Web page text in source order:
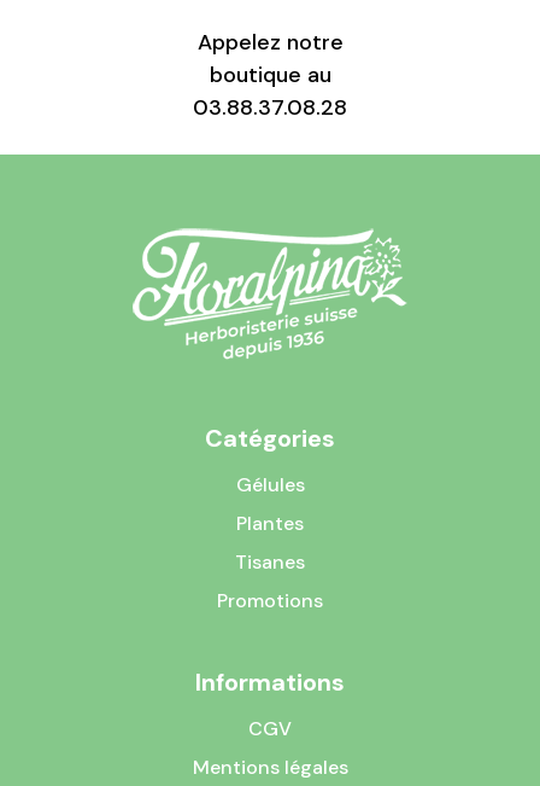
Appelez notre
boutique au
03.88.37.08.28
Catégories
Gélules
Plantes
Tisanes
Promotions
Informations
CGV
Mentions légales